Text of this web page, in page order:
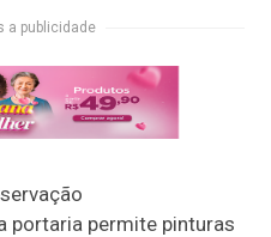
a publicidade
portaria permite pinturas